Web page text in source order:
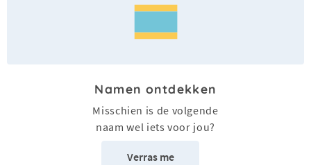
Namen ontdekken
Misschien is de volgende
naam wel iets voor jou?
Verras me